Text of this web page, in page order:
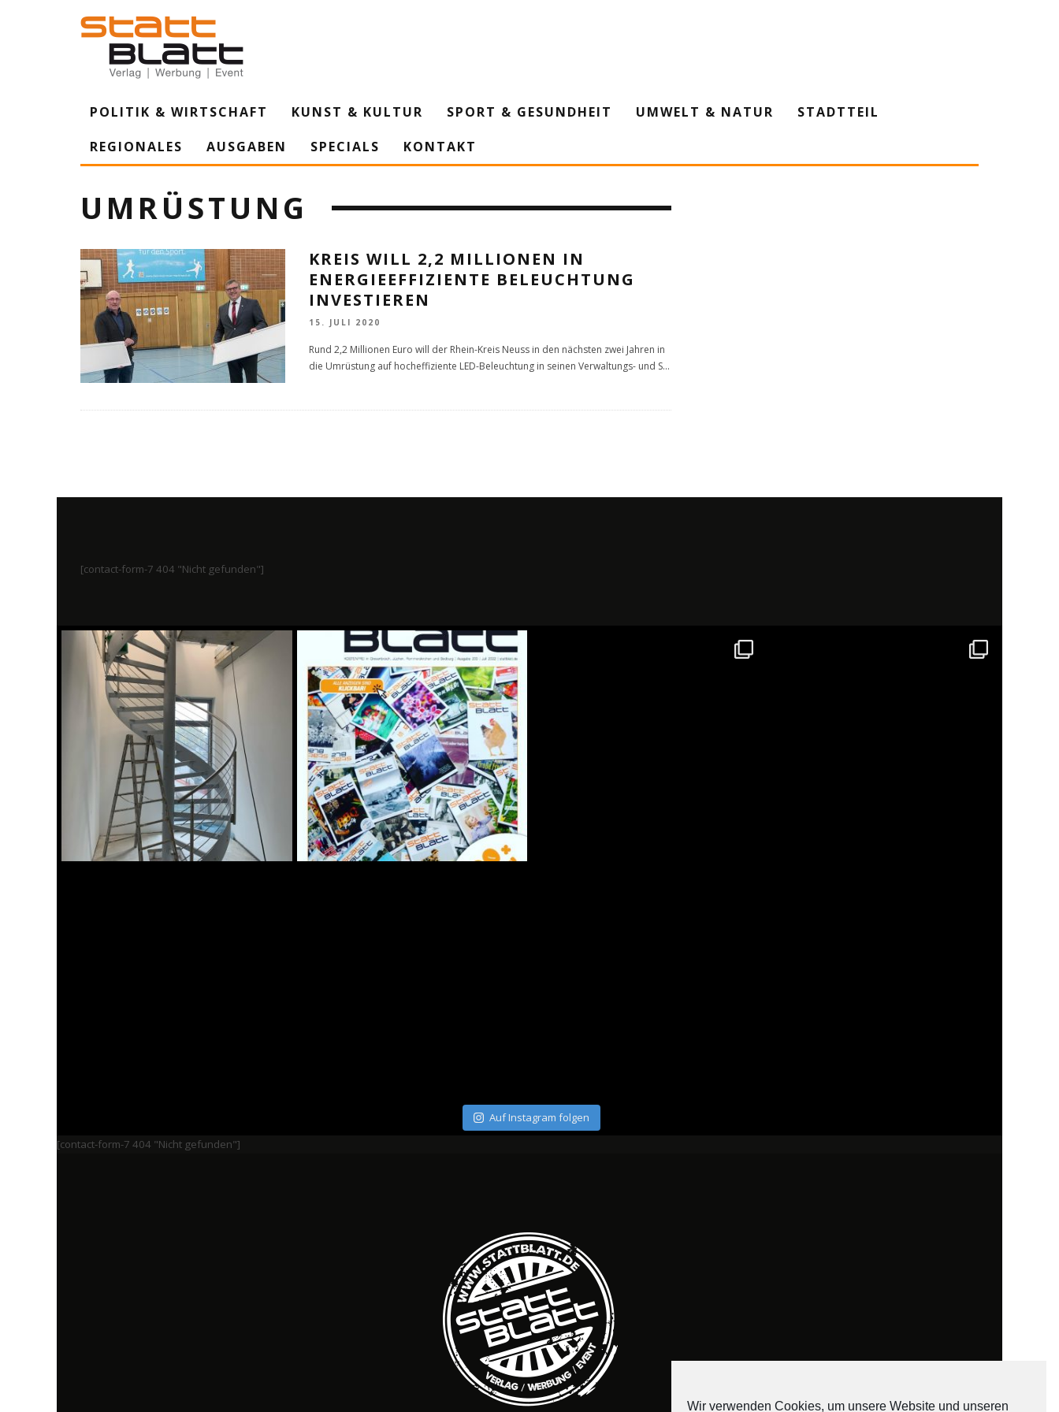
POLITIK & WIRTSCHAFT KUNST & KULTUR SPORT & GESUNDHEIT UMWELT & NATUR
STADTTEIL
REGIONALES
AUSGABEN SPECIALS KONTAKT
UMRÜSTUNG
KREIS WILL 2,2 MILLIONEN IN
ENERGIEEFFIZIENTE BELEUCHTUNG
INVESTIEREN
15. JULI 2020
Rund 2,2 Millionen Euro will der Rhein-Kreis Neuss in den nächsten zwei Jahren in
die Umrüstung auf hocheffiziente LED-Beleuchtung in seinen Verwaltungs- und S...
[contact-form-7 404 "Nicht gefunden"]
Auf Instagram folgen
[contact-form-7 404 "Nicht gefunden"]
Wir verwenden Cookies, um unsere Website und unseren